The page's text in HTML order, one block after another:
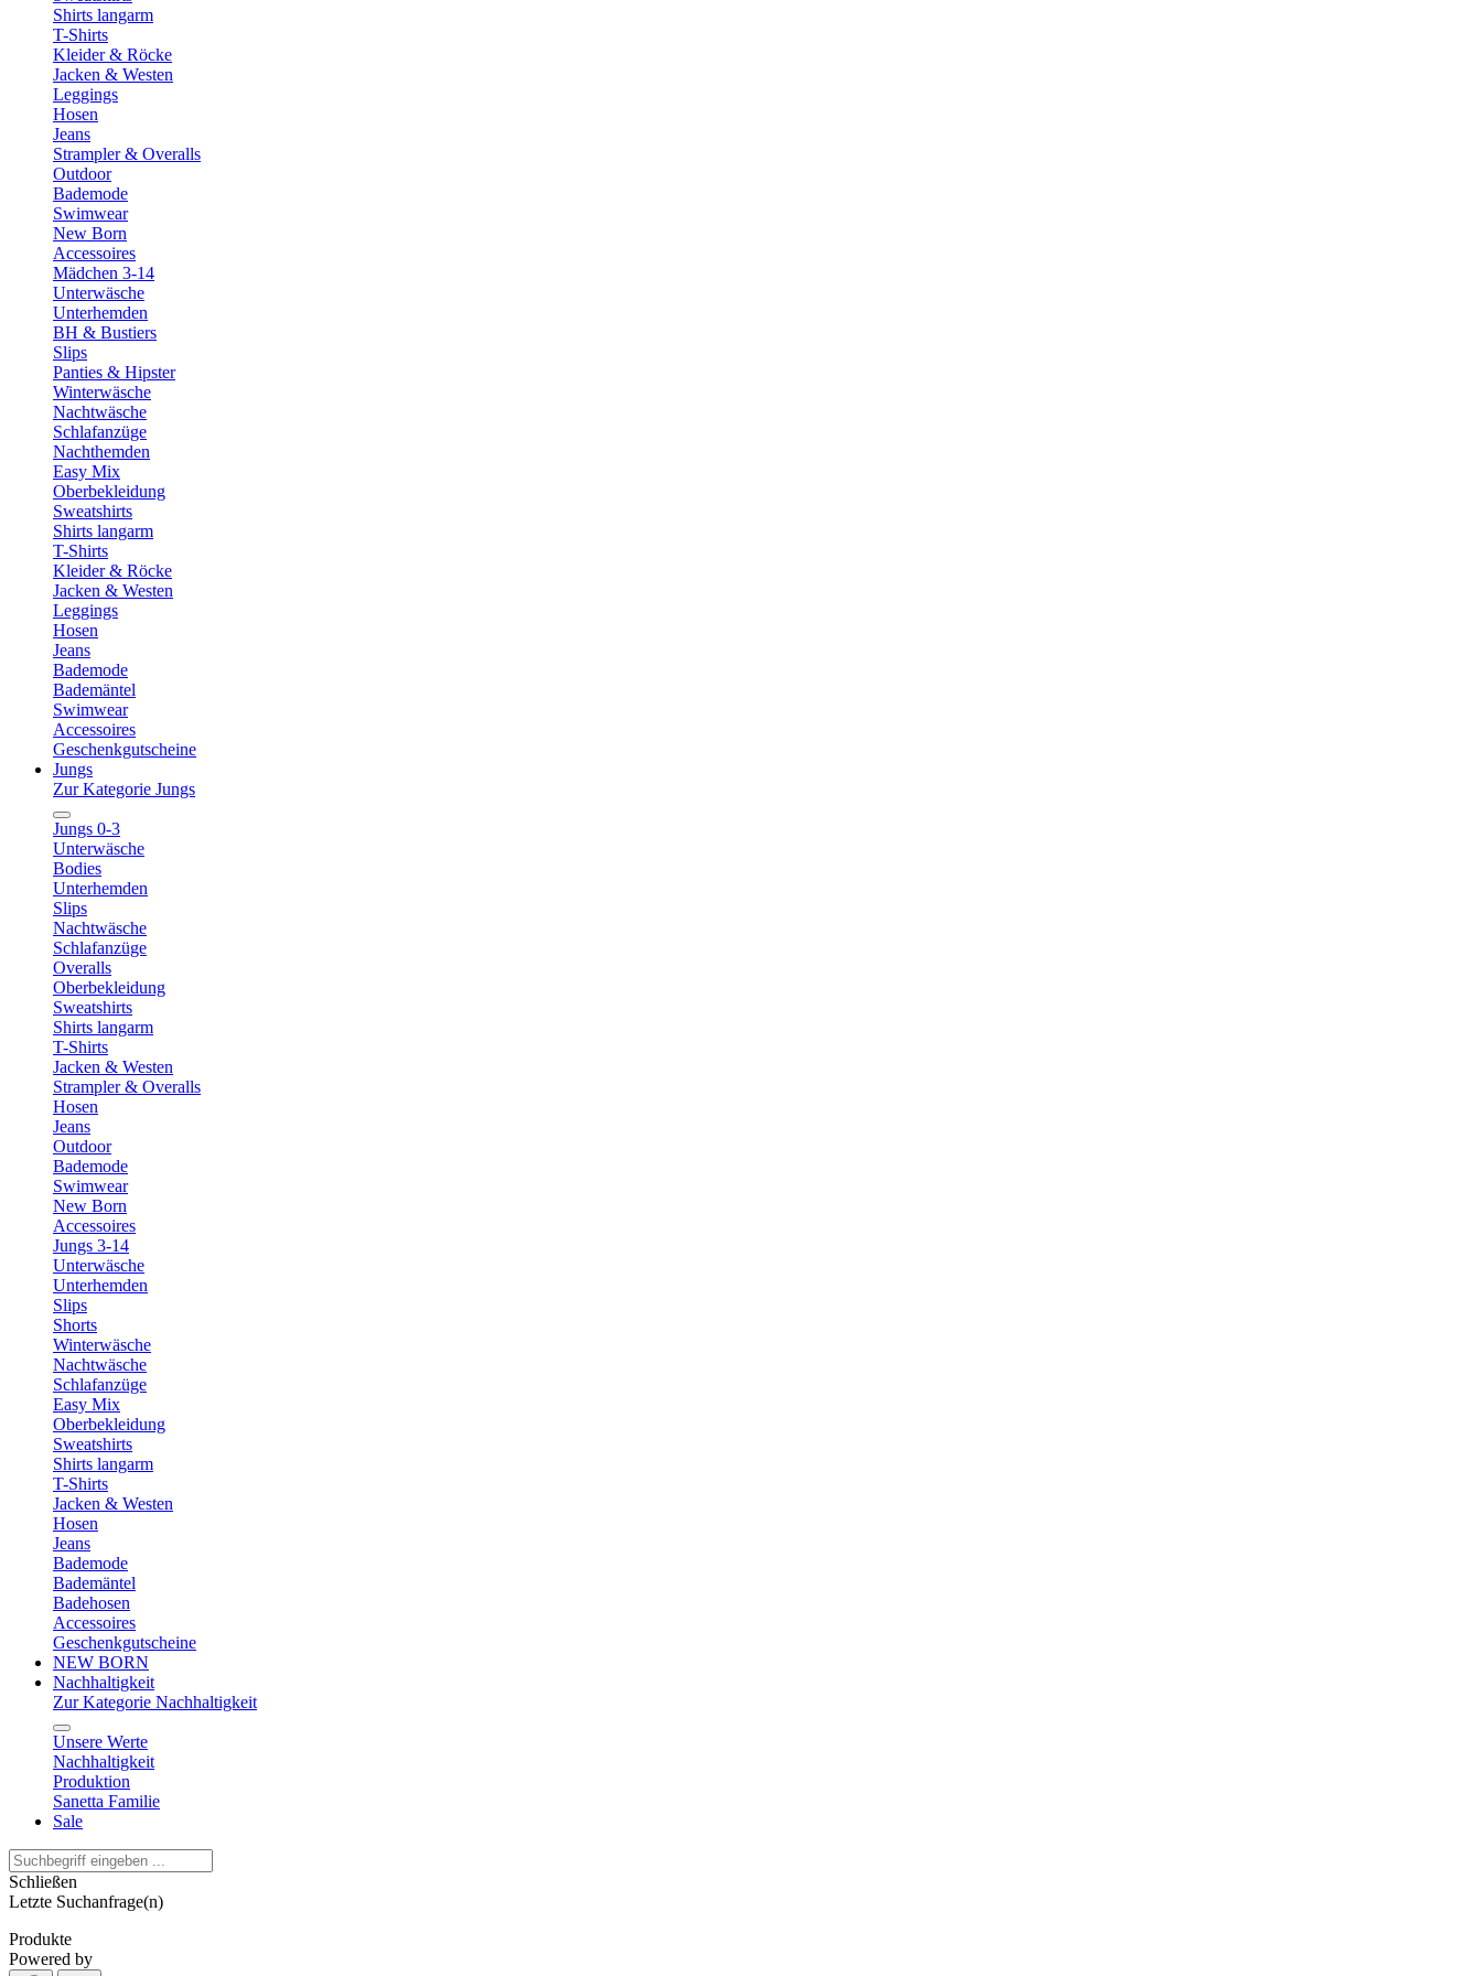
Shirts langarm
T-Shirts
Kleider & Röcke
Jacken & Westen
Leggings
Hosen
Jeans
Strampler & Overalls
Outdoor
Bademode
Swimwear
New Born
Accessoires
Mädchen 3-14
Unterwäsche
Unterhemden
BH & Bustiers
Slips
Panties & Hipster
Winterwäsche
Nachtwäsche
Schlafanzüge
Nachthemden
Easy Mix
Oberbekleidung
Sweatshirts
Shirts langarm
T-Shirts
Kleider & Röcke
Jacken & Westen
Leggings
Hosen
Jeans
Bademode
Bademäntel
Swimwear
Accessoires
Geschenkgutscheine
Jungs
Zur Kategorie Jungs
Jungs 0-3
Unterwäsche
Bodies
Unterhemden
Slips
Nachtwäsche
Schlafanzüge
Overalls
Oberbekleidung
Sweatshirts
Shirts langarm
T-Shirts
Jacken & Westen
Strampler & Overalls
Hosen
Jeans
Outdoor
Bademode
Swimwear
New Born
Accessoires
Jungs 3-14
Unterwäsche
Unterhemden
Slips
Shorts
Winterwäsche
Nachtwäsche
Schlafanzüge
Easy Mix
Oberbekleidung
Sweatshirts
Shirts langarm
T-Shirts
Jacken & Westen
Hosen
Jeans
Bademode
Bademäntel
Badehosen
Accessoires
Geschenkgutscheine
NEW BORN
Nachhaltigkeit
Zur Kategorie Nachhaltigkeit
Unsere Werte
Nachhaltigkeit
Produktion
Sanetta Familie
Sale
Schließen
Letzte Suchanfrage(n)
Produkte
Powered by